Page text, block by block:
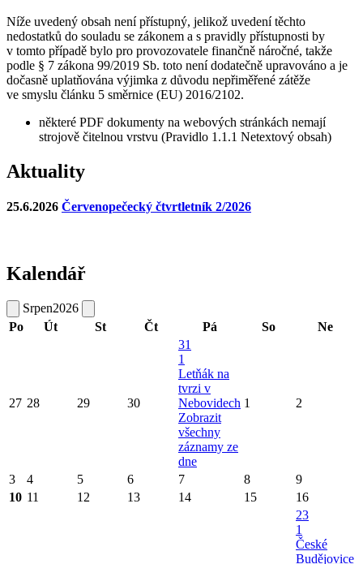
Níže uvedený obsah není přístupný, jelikož uvedení těchto
nedostatků do souladu se zákonem a s pravidly přístupnosti by
v tomto případě bylo pro provozovatele finančně náročné, takže
podle § 7 zákona 99/2019 Sb. toto není dodatečně upravováno a je
dočasně uplatňována výjimka z důvodu nepřiměřené zátěže
ve smyslu článku 5 směrnice (EU) 2016/2102.
některé PDF dokumenty na webových stránkách nemají
strojově čitelnou vrstvu (Pravidlo 1.1.1 Netextový obsah)
Aktuality
25.6.2026 Červenopečecký čtvrtletník 2/2026
Kalendář
Srpen2026
Po
Út St Čt Pá So Ne
27 28 29 30
31
1
Letňák na
tvrzi v
Nebovidech
Zobrazit
všechny
záznamy ze
dne
1 2
3 4 5 6 7 8
9
10 11 12 13 14 15 16
23
1
České
Budějovice